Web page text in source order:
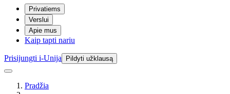
Privatiems
Verslui
Apie mus
Kaip tapti nariu
Prisijungti i-Unija Pildyti užklausą
Pradžia